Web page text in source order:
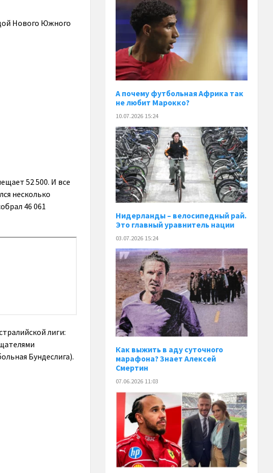
Нового Южного
52 500. И все
несколько
46 061
лиги:
Бундеслига).
А почему футбольная Африка так
не любит Марокко?
10.07.2026 15:24
Нидерланды – велосипедный рай.
Это главный уравнитель нации
03.07.2026 15:24
Как выжить в аду суточного
марафона? Знает Алексей
Смертин
07.06.2026 11:03